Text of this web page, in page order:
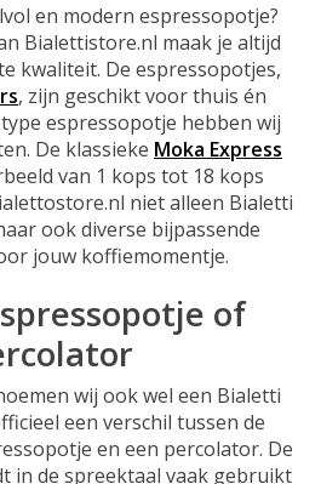
en modern espressopotje?
Bialettistore.nl maak je altijd
kwaliteit. De espressopotjes,
, zijn geschikt voor thuis én
espressopotje hebben wij
De klassieke Moka Express
van 1 kops tot 18 kops
niet alleen Bialetti
ook diverse bijpassende
jouw koffiemomentje.
of
wij ook wel een Bialetti
een verschil tussen de
en een percolator. De
in de spreektaal vaak gebruikt